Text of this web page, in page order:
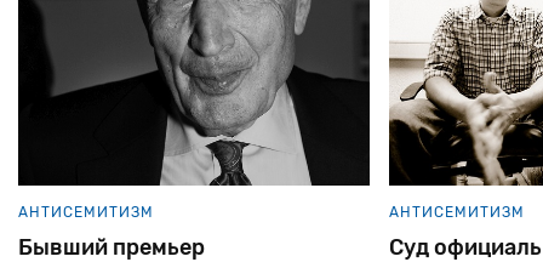
АНТИСЕМИТИЗМ
Бывший премьер
АНТИСЕМИТИЗМ
Cуд